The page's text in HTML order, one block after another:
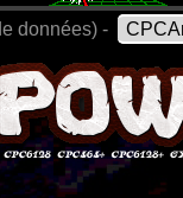
données) -